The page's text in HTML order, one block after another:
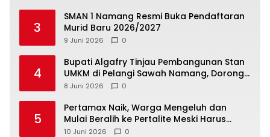
3
SMAN 1 Namang Resmi Buka Pendaftaran
Murid Baru 2026/2027
9 Juni 2026 0
4
‎Bupati Algafry Tinjau Pembangunan Stan
UMKM di Pelangi Sawah Namang, Dorong
Wisata dan Ekonomi Lokal Kian Tertata
8 Juni 2026 0
5
‎Pertamax Naik, Warga Mengeluh dan
Mulai Beralih ke Pertalite Meski Harus
10 Juni 2026 0